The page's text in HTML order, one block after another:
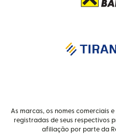
As marcas, os nomes comerciais
registradas de seus respectivos
afiliação por parte da